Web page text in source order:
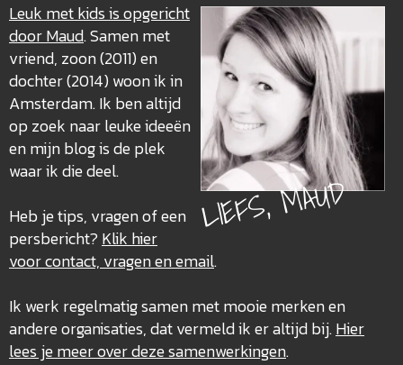
LIEFS, MAUD
Leuk met kids is opgericht
door Maud. Samen met
vriend, zoon (2011) en
dochter (2014) woon ik in
Amsterdam. Ik ben altijd
op zoek naar leuke ideeën
en mijn blog is de plek
waar ik die deel.
Heb je tips, vragen of een
persbericht? Klik hier
voor contact, vragen en email.
Ik werk regelmatig samen met mooie merken en
andere organisaties, dat vermeld ik er altijd bij.Hier
lees je meer over dezesamenwerkingen.